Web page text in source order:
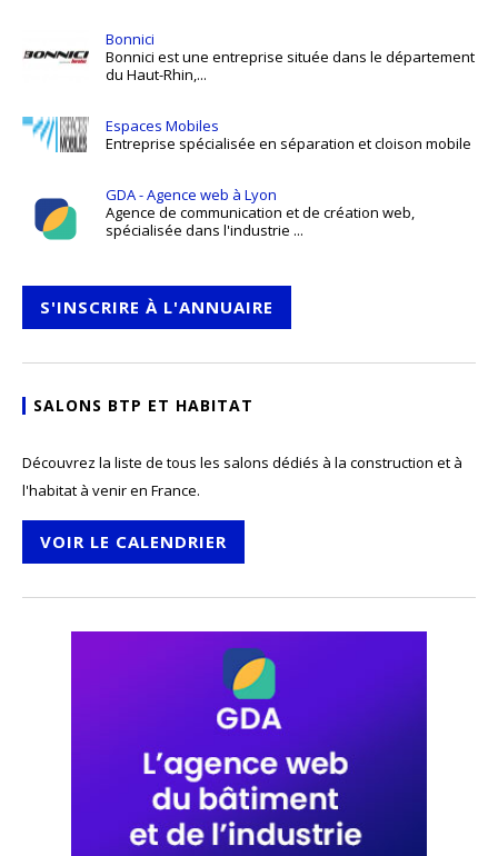
Bonnici
Bonnici est une entreprise située dans le département
du Haut-Rhin,...
Espaces Mobiles
Entreprise spécialisée en séparation et cloison mobile
GDA - Agence web à Lyon
Agence de communication et de création web,
spécialisée dans l'industrie ...
S'INSCRIRE À L'ANNUAIRE
SALONS BTP ET HABITAT
Découvrez la liste de tous les salons dédiés à la construction et à
l'habitat à venir en France.
VOIR LE CALENDRIER